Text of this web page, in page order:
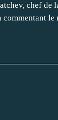
chef de
commentant le